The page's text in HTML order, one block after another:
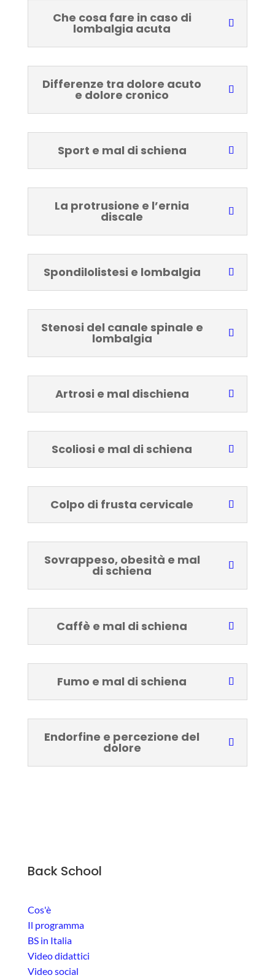
Che cosa fare in caso di
lombalgia acuta
Differenze tra dolore acuto
e dolore cronico
Sport e mal di schiena
La protrusione e l’ernia
discale
Spondilolistesi e lombalgia
Stenosi del canale spinale e
lombalgia
Artrosi e mal dischiena
Scoliosi e mal di schiena
Colpo di frusta cervicale
Sovrappeso, obesità e mal
di schiena
Caffè e mal di schiena
Fumo e mal di schiena
Endorfine e percezione del
dolore
Back School
Cos'è
Il programma
BS in Italia
Video didattici
Video social